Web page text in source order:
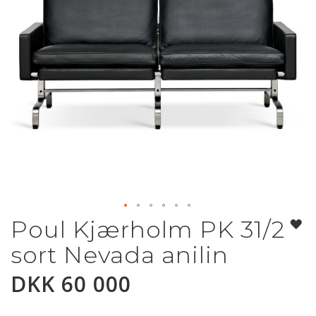
Gå
til
begynnelsen
av
bildegalleri
Poul Kjærholm PK 31/2
sort Nevada anilin
DKK 60 000